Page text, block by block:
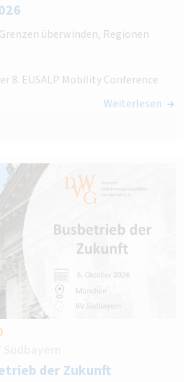
überwinden, Regionen
8. EUSALP Mobility Conference
Weiterlesen
der Zukunft